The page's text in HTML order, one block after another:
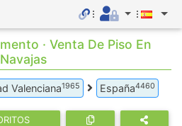
· Venta De Piso En
Navajas
Valenciana1965 España4460